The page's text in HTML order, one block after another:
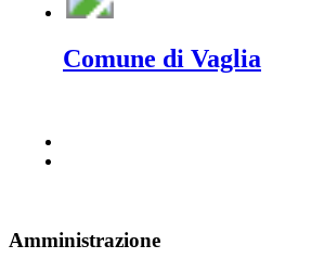
Comune di Vaglia
Amministrazione